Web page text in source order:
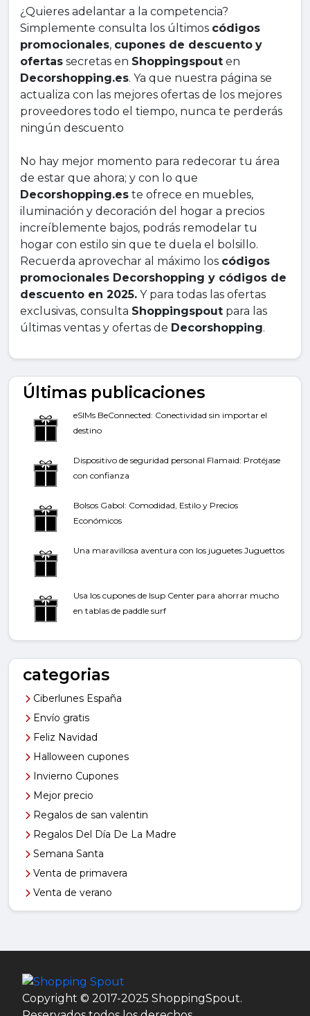
¿Quieres adelantar a la competencia?
Simplemente consulta los últimos códigos
promocionales, cupones de descuento y
ofertas secretas en Shoppingspout en
Decorshopping.es. Ya que nuestra página se
actualiza con las mejores ofertas de los mejores
proveedores todo el tiempo, nunca te perderás
ningún descuento
No hay mejor momento para redecorar tu área
de estar que ahora; y con lo que
Decorshopping.es te ofrece en muebles,
iluminación y decoración del hogar a precios
increíblemente bajos, podrás remodelar tu
hogar con estilo sin que te duela el bolsillo.
Recuerda aprovechar al máximo los códigos
promocionales Decorshopping y códigos de
descuento en 2025. Y para todas las ofertas
exclusivas, consulta Shoppingspout para las
últimas ventas y ofertas de Decorshopping.
Últimas publicaciones
eSIMs BeConnected: Conectividad sin importar el
destino
Dispositivo de seguridad personal Flamaid: Protéjase
con confianza
Bolsos Gabol: Comodidad, Estilo y Precios
Económicos
Una maravillosa aventura con los juguetes Juguettos
Usa los cupones de Isup Center para ahorrar mucho
en tablas de paddle surf
categorias
Ciberlunes España
Envío gratis
Feliz Navidad
Halloween cupones
Invierno Cupones
Mejor precio
Regalos de san valentin
Regalos Del Día De La Madre
Semana Santa
Venta de primavera
Venta de verano
Copyright © 2017-2025 ShoppingSpout.